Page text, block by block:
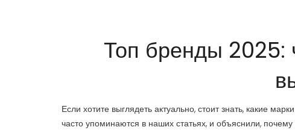
Топ бренды 2025:
Если хотите выглядеть актуально, стоит знать, какие
часто упоминаются в наших статьях, и объяснили,